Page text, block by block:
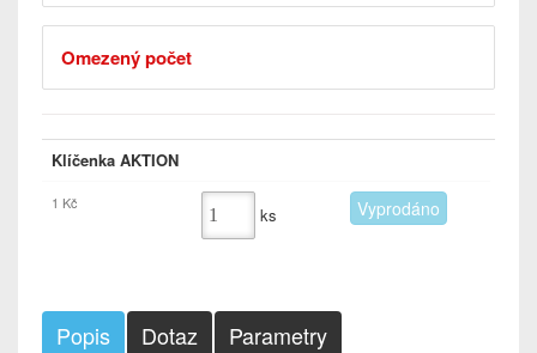
Omezený počet
Klíčenka AKTION
1 Kč
ks
Popis Dotaz Parametry